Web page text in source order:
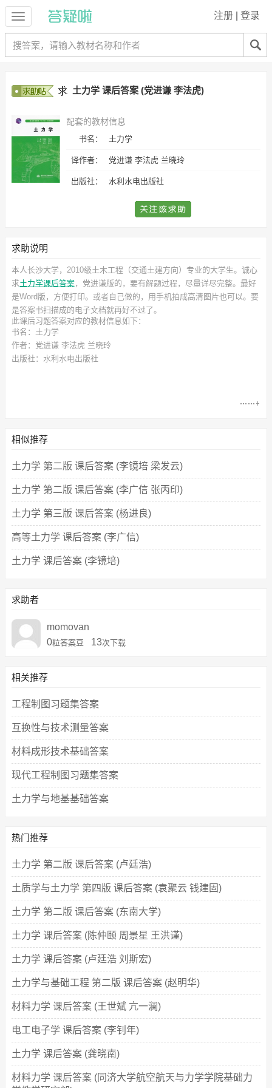
注册 登录
土力学 课后答案 (党进谦 李法虎)
配套的教材信息
书名： 土力学
译作者： 党进谦 李法虎 兰晓玲
出版社： 水利水电出版社
求助说明
本人长沙大学，2010级土木工程（交通土建方向）专业的大学生。诚心
求土力学课后答案，党进谦版的，要有解题过程，尽量详尽完整。最好
是Word版，方便打印。或者自己做的，用手机拍成高清图片也可以。要
是答案书扫描成的电子文档就再好不过了。
此课后习题答案对应的教材信息如下：
书名：土力学
作者：党进谦 李法虎 兰晓玲
出版社：水利水电出版社
相似推荐
土力学 第二版 课后答案 (李镜培 梁发云)
土力学 第二版 课后答案 (李广信 张丙印)
土力学 第三版 课后答案 (杨进良)
高等土力学 课后答案 (李广信)
土力学 课后答案 (李镜培)
求助者
momovan
0粒答案豆 13次下载
相关推荐
工程制图习题集答案
互换性与技术测量答案
材料成形技术基础答案
现代工程制图习题集答案
土力学与地基基础答案
热门推荐
土力学 第二版 课后答案 (卢廷浩)
土质学与土力学 第四版 课后答案 (袁聚云 钱建固)
土力学 第二版 课后答案 (东南大学)
土力学 课后答案 (陈仲颐 周景星 王洪谨)
土力学 课后答案 (卢廷浩 刘斯宏)
土力学与基础工程 第二版 课后答案 (赵明华)
材料力学 课后答案 (王世斌 亢一澜)
电工电子学 课后答案 (李钊年)
土力学 课后答案 (龚晓南)
材料力学 课后答案 (同济大学航空航天与力学学院基础力